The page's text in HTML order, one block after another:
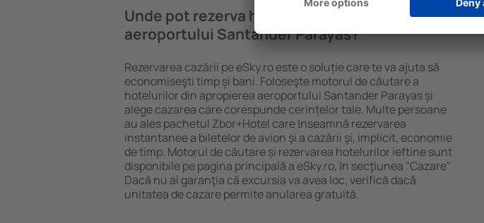
Unde pot rezerva hoteluri în apropierea
aeroportului Santander Parayas?
Rezervarea cazării pe eSky.ro este o soluție care te va ajuta să
economiseşti timp și bani. Foloseşte motorul de căutare a
hotelurilor din apropierea aeroportului Santander Parayas și
alege cazarea care corespunde cerințelor tale. Multe persoane
au ales pachetul Zbor+Hotel care ȋnseamnă rezervarea
instantanee a biletelor de avion şi a cazării şi, implicit, economie
de timp. Motorul de căutare și rezervarea hotelurilor ieftine sunt
disponibile pe pagina principală a eSky.ro, ȋn secţiunea "Cazare".
Dacă nu ai garanţia că excursia va avea loc, verifică dacă
unitatea de cazare permite anularea gratuită.